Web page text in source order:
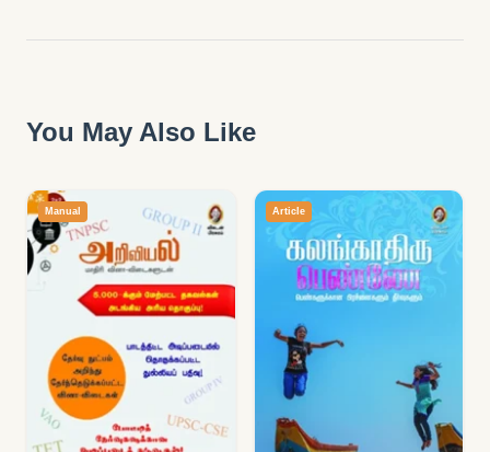
You May Also Like
Manual Article